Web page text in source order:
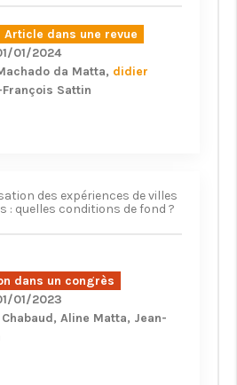
Bock Anja Olsen A. Marie
van Der Schouw Pilar
Jannasch
Matthias Bernd
Romana Mancini
Cadeau
Sánchez
Article dans une revue
01/2024
da Matta didier
François Sattin
des expériences de villes
: quelles conditions de fond ?
dans un congrès
01/2023
Aline Matta Jean-